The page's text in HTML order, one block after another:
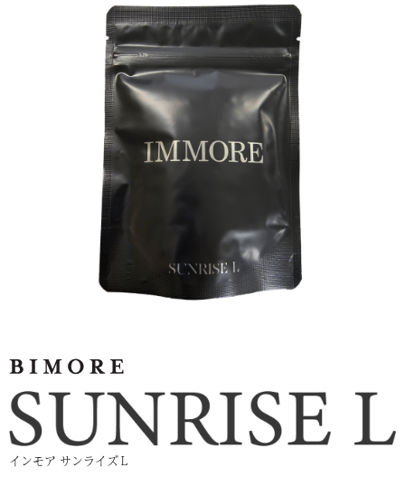
インモア サンライズＬ